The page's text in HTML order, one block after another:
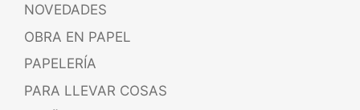
NOVEDADES
OBRA EN PAPEL
PAPELERÍA
PARA LLEVAR COSAS